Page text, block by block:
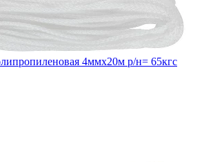
4ммх20м р/н= 65кгс